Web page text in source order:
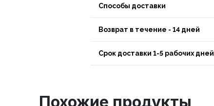
Способы доставки
Возврат в течение - 14 дней
Срок доставки 1-5 рабочих дней
Похожие продукты